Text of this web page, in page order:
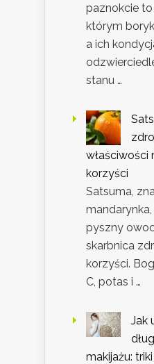
paznokcie
którym
a ich
stanu …
właściwości
korzyści
Satsuma,
pyszny
skarbnica
korzyści.
C, potas i …
Jak
makijażu: